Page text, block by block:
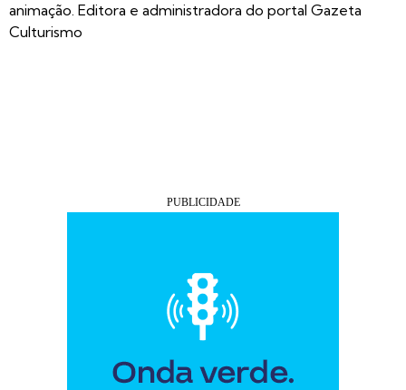
animação. Editora e administradora do portal Gazeta
Culturismo